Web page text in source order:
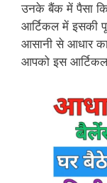
उनके बैंक में पैसा
आर्टिकल में इसकी
आसानी से आधार
आपको इस आर्टिकल